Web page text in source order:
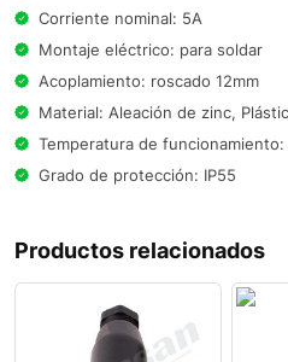
Corriente nominal: 5A
Montaje eléctrico: para soldar
Acoplamiento: roscado 12mm
Material: Aleación de zinc,
Temperatura de funcionamiento:
Grado de protección: IP55
Productos relacionados